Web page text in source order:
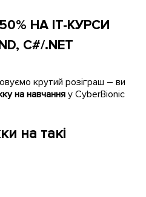
НА ІТ-КУРСИ
C#/.NET
крутий розіграш – ви
на навчання у CyberBionic
на такі